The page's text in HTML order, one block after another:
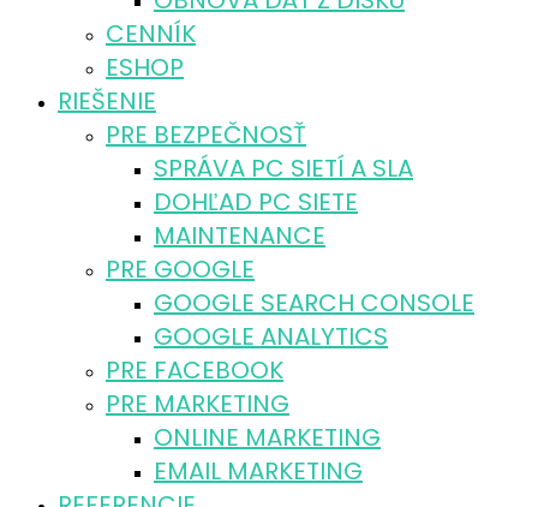
CENNÍK
ESHOP
RIEŠENIE
PRE BEZPEČNOSŤ
SPRÁVA PC SIETÍ A SLA
DOHĽAD PC SIETE
MAINTENANCE
PRE GOOGLE
GOOGLE SEARCH CONSOLE
GOOGLE ANALYTICS
PRE FACEBOOK
PRE MARKETING
ONLINE MARKETING
EMAIL MARKETING